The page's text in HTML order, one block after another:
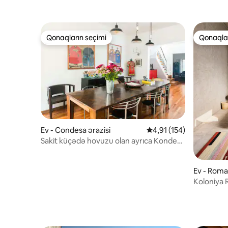
Qonaqların seçimi
Qonaqların seçimi
Ev - Condesa ərazisi Ortalama reytinq 4,91/
4,91 (154)
Sakit küçədə hovuzu olan ayrıca Kondesa
Ev -
Koloniya